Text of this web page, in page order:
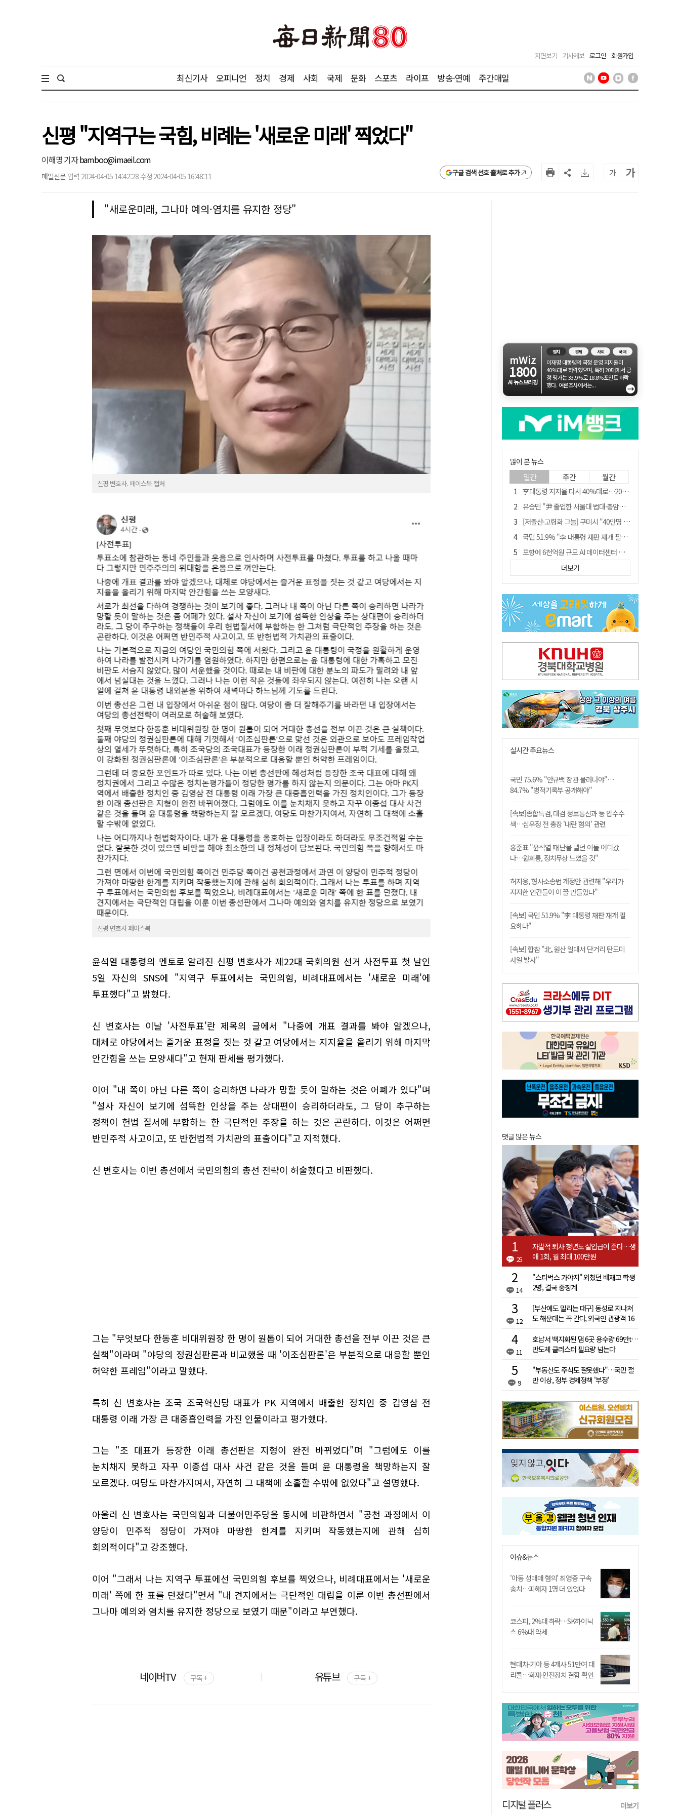
지면보기 기사제보 로그인 회원가입
최신기사 오피니언 정치 경제 사회 국제 문화 스포츠 라이프 방송·연예 주간매일
신평 "지역구는 국힘, 비례는 '새로운 미래' 찍었다"
이해명 기자bamboo@imaeil.com
매일신문 입력 2024-04-05 14:42:28 수정 2024-04-05 16:48:11 구글 검색 선호 출처로 추가 가 가
"새로운미래, 그나마 예의·염치를 유지한 정당"
신평 변호사. 페이스북 캡처
신평 변호사 페이스북
윤석열 대통령의 멘토로 알려진 신평 변호사가 제22대 국회의원 선거 사전투표 첫 날인
5일 자신의 SNS에 "지역구 투표에서는 국민의힘, 비례대표에서는 '새로운 미래'에
투표했다"고 밝혔다.
신 변호사는 이날 '사전투표'란 제목의 글에서 "나중에 개표 결과를 봐야 알겠으나,
대체로 야당에서는 즐거운 표정을 짓는 것 같고 여당에서는 지지율을 올리기 위해 마지막
안간힘을 쓰는 모양새다"고 현재 판세를 평가했다.
이어 "내 쪽이 아닌 다른 쪽이 승리하면 나라가 망할 듯이 말하는 것은 어폐가 있다"며
"설사 자신이 보기에 섬뜩한 인상을 주는 상대편이 승리하더라도, 그 당이 추구하는
정책이 헌법 질서에 부합하는 한 극단적인 주장을 하는 것은 곤란하다. 이것은 어쩌면
반민주적 사고이고, 또 반헌법적 가치관의 표출이다"고 지적했다.
신 변호사는 이번 총선에서 국민의힘의 총선 전략이 허술했다고 비판했다.
그는 "무엇보다 한동훈 비대위원장 한 명이 원톱이 되어 거대한 총선을 전부 이끈 것은 큰
실책"이라며 "야당의 정권심판론과 비교했을 때 '이조심판론'은 부분적으로 대응할 뿐인
허약한 프레임"이라고 말했다.
특히 신 변호사는 조국 조국혁신당 대표가 PK 지역에서 배출한 정치인 중 김영삼 전
대통령 이래 가장 큰 대중흡인력을 가진 인물이라고 평가했다.
그는 "조 대표가 등장한 이래 총선판은 지형이 완전 바뀌었다"며 "그럼에도 이를
눈치채지 못하고 자꾸 이종섭 대사 사건 같은 것을 들며 윤 대통령을 책망하는지 잘
모르겠다. 여당도 마찬가지여서, 자연히 그 대책에 소홀할 수밖에 없었다"고 설명했다.
아울러 신 변호사는 국민의힘과 더불어민주당을 동시에 비판하면서 "공천 과정에서 이
양당이 민주적 정당이 가져야 마땅한 한계를 지키며 작동했는지에 관해 심히
회의적이다"고 강조했다.
이어 "그래서 나는 지역구 투표에선 국민의힘 후보를 찍었으나, 비례대표에서는 '새로운
미래' 쪽에 한 표를 던졌다"면서 "내 견지에서는 극단적인 대립을 이룬 이번 총선판에서
그나마 예의와 염치를 유지한 정당으로 보였기 때문"이라고 부연했다.
네이버TV 구독 + 유튜브 구독 +
mWiz
1800
AI 뉴스브리핑
정치 경제 사회 국제
이재명 대통령의 국정 운영 지지율이
40%대로 하락했으며, 특히 20대에서 긍
정 평가는 33.9%로 18.8%포인트 하락
했다. 여론조사에서는...
→
많이 본 뉴스
일간 주간 월간
李대통령 지지율 다시 40%대로…20대는 18.8%p 급락
유승민 "尹 졸업한 서울대 법대·충암고도 없애야"…李 육사 통합 직격
[저출산·고령화 그늘] 구미시 "40만명 사수" 고령군 "3만명대 회복"
국민 51.9% "李 대통령 재판 재개 필요하다"
포항에 6천억원 규모 AI 데이터센터 들어선다
李대통령 "육사 출신이 또 쿠데타 할 수도"…육사 총동창회 "정치적 보복"
경북 영천시, 9월부터 11월까지 반값 여행 혜택 제공
"김용민, 흑백논리로 세상 보는 듯" 검찰 내부서 지탄
월 매출 9천만원에도 문 닫는 영양 젖소농장… "일할 사람이 없어"
더보기
실시간 주요뉴스
국민 75.6% "안규백 장관 물러나야"…
84.7% "병적기록부 공개해야"
[속보]종합특검, 대검 정보통신과 등 압수수
색…심우정 전 총장 '내란 혐의' 관련
홍준표 "윤석열 때 단물 빨던 이들 어디갔
나…원희룡, 정치무상 느꼈을 것"
허지웅, 형사소송법 개정안 관련해 "우리가
지지한 인간들이 이 꼴 만들었다"
[속보] 국민 51.9% "李 대통령 재판 재개 필
요하다"
[속보] 합참 "北, 원산 일대서 단거리 탄도미
사일 발사"
댓글 많은 뉴스
25
자발적 퇴사 청년도 실업급여 준다…생
애 1회, 월 최대 100만원
14
"스타벅스 가야지" 외쳤던 배재고 학생
2명, 결국 중징계
12
[부산에도 밀리는 대구] 동성로 지나쳐
도 해운대는 꼭 간다, 외국인 관광객 16
11
호남서 백지화된 댐 6곳 용수량 69만t…
반도체 클러스터 필요량 넘는다
9
"부동산도 주식도 잘못했다"…국민 절
반 이상, 정부 경제정책 '부정'
이슈&뉴스
'아동 성매매 혐의' 최영중 구속
송치…피해자 1명 더 있었다
코스피, 2%대 하락…SK하이닉
스 6%대 약세
현대차·기아 등 4개사 51만여 대
리콜…화재·안전장치 결함 확인
디지털 플러스 더보기